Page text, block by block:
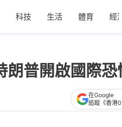
科技 生活 體育 經濟
普開啟國際恐
在Google
追蹤《香港